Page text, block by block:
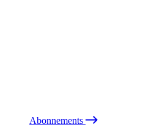
Abonnements